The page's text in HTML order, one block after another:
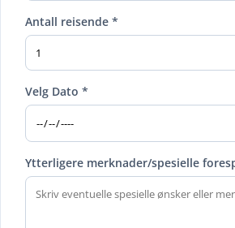
Antall reisende *
Velg Dato *
Ytterligere merknader/spesielle